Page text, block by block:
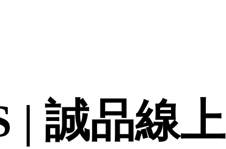
| 誠品線上